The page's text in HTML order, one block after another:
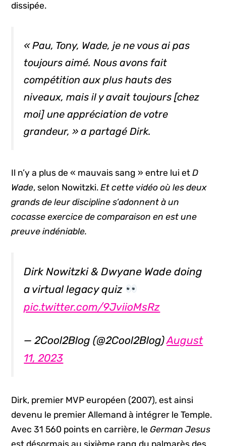
dissipée.
« Pau, Tony, Wade, je ne vous ai pas
toujours aimé. Nous avons fait
compétition aux plus hauts des
niveaux, mais il y avait toujours [chez
moi] une appréciation de votre
grandeur, » a partagé Dirk.
Il n’y a plus de « mauvais sang » entre lui etD
Wade, selon Nowitzki.Et cette vidéo où les deux
grands de leur discipline s’adonnent à un
cocasse exercice de comparaison en est une
preuve indéniable.
Dirk Nowitzki & Dwyane Wade doing
a virtual legacy quiz
pic.twitter.com/9JviioMsRz
— 2Cool2Blog (@2Cool2Blog)August
11, 2023
Dirk, premier MVP européen (2007), est ainsi
devenu le premier Allemand à intégrer le Temple.
Avec 31 560 points en carrière, le German Jesus
est désormais au sixième rang du palmarès des